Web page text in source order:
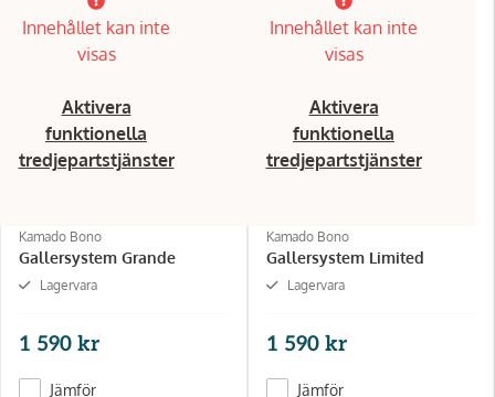
Innehållet kan inte
visas
Aktivera
funktionella
tredjepartstjänster
Kamado Bono
Gallersystem Grande
Lagervara
1 590 kr
Jämför
Innehållet kan inte
visas
Aktivera
funktionella
tredjepartstjänster
Kamado Bono
Gallersystem Limited
Lagervara
1 590 kr
Jämför